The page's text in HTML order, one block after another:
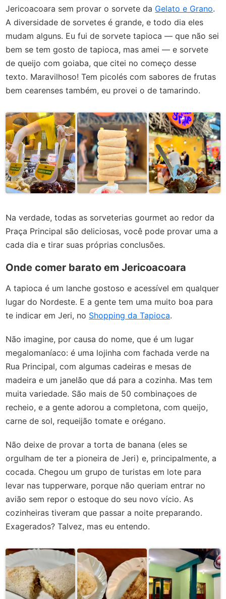
Jericoacoara sem provar o sorvete da Gelato e Grano.
A diversidade de sorvetes é grande, e todo dia eles
mudam alguns. Eu fui de sorvete tapioca — que não sei
bem se tem gosto de tapioca, mas amei — e sorvete
de queijo com goiaba, que citei no começo desse
texto. Maravilhoso! Tem picolés com sabores de frutas
bem cearenses também, eu provei o de tamarindo.
Na verdade, todas as sorveterias gourmet ao redor da
Praça Principal são deliciosas, você pode provar uma a
cada dia e tirar suas próprias conclusões.
Onde comer barato em Jericoacoara
A tapioca é um lanche gostoso e acessível em qualquer
lugar do Nordeste. E a gente tem uma muito boa para
te indicar em Jeri, no Shopping da Tapioca.
Não imagine, por causa do nome, que é um lugar
megalomaníaco: é uma lojinha com fachada verde na
Rua Principal, com algumas cadeiras e mesas de
madeira e um janelão que dá para a cozinha. Mas tem
muita variedade. São mais de 50 combinaçoes de
recheio, e a gente adorou a completona, com queijo,
carne de sol, requeijão tomate e orégano.
Não deixe de provar a torta de banana (eles se
orgulham de ter a pioneira de Jeri) e, principalmente, a
cocada. Chegou um grupo de turistas em lote para
levar nas tupperware, porque não queriam entrar no
avião sem repor o estoque do seu novo vício. As
cozinheiras tiveram que passar a noite preparando.
Exagerados? Talvez, mas eu entendo.